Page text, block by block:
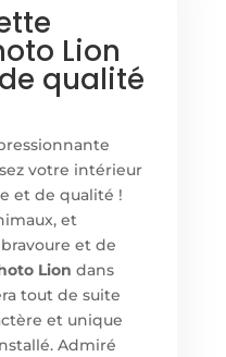
Lion
qualité
votre intérieur
et de qualité !
et
et de
Lion dans
tout de suite
et unique
Admiré